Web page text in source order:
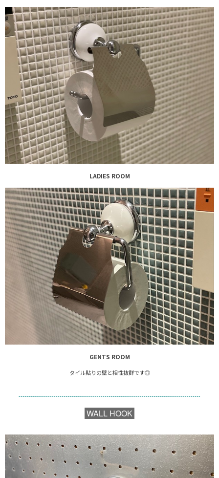
LADIES ROOM
GENTS ROOM
タイル貼りの壁と相性抜群です◎
---------------------------------------------------------------------------------------------
WALL HOOK